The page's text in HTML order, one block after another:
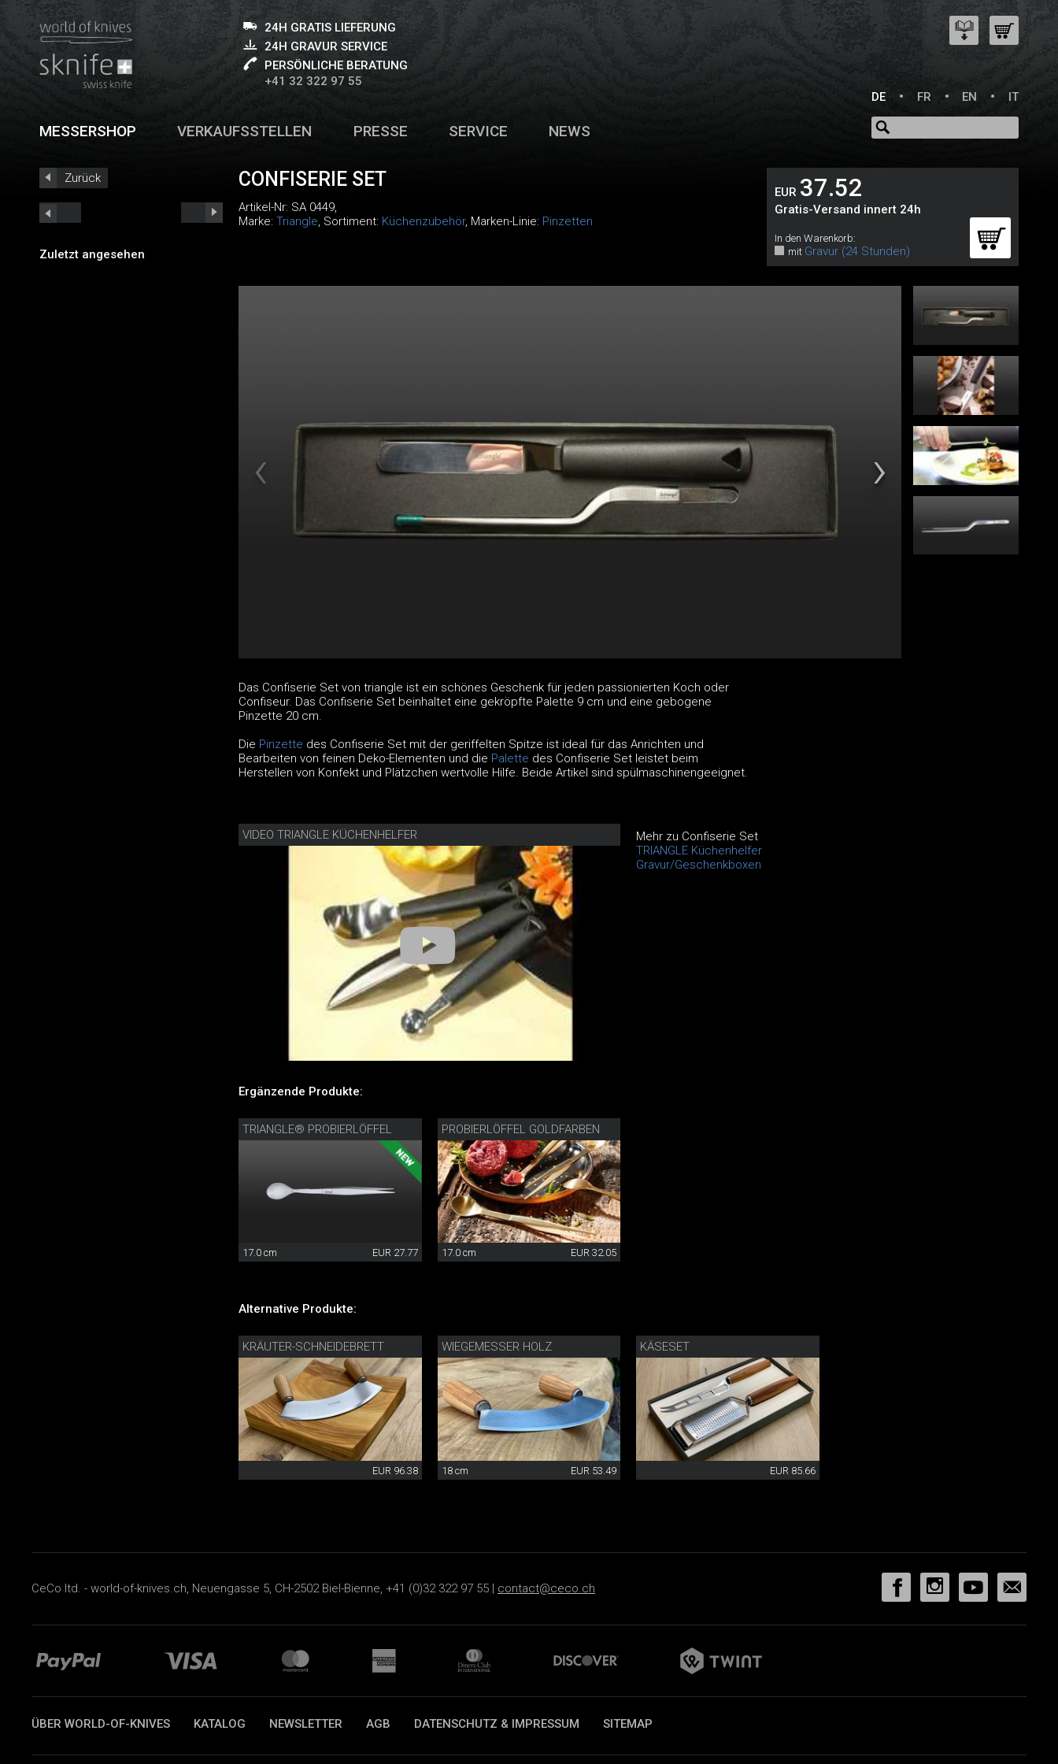
24H GRATIS LIEFERUNG
24H GRAVUR SERVICE
PERSÖNLICHE BERATUNG
+41 32 322 97 55
DE
FR EN IT
MESSERSHOP VERKAUFSSTELLEN PRESSE SERVICE NEWS
Zurück
Zuletzt angesehen
CONFISERIE SET
Artikel-Nr: SA 0449,
Marke: Triangle, Sortiment: Küchenzubehör, Marken-Linie: Pinzetten
EUR 37.52
Gratis-Versand innert 24h
In den Warenkorb:
mit Gravur (24 Stunden)
Das Confiserie Set von triangle ist ein schönes Geschenk für jeden passionierten Koch oder
Confiseur. Das Confiserie Set beinhaltet eine gekröpfte Palette 9 cm und eine gebogene
Pinzette 20 cm.
Die Pinzette des Confiserie Set mit der geriffelten Spitze ist ideal für das Anrichten und
Bearbeiten von feinen Deko-Elementen und die Palette des Confiserie Set leistet beim
Herstellen von Konfekt und Plätzchen wertvolle Hilfe. Beide Artikel sind spülmaschinengeeignet.
VIDEO TRIANGLE KÜCHENHELFER
Mehr zu Confiserie Set
TRIANGLE Küchenhelfer
Gravur/Geschenkboxen
Ergänzende Produkte:
TRIANGLE® PROBIERLÖFFEL
17.0 cm EUR 27.77
PROBIERLÖFFEL GOLDFARBEN
17.0 cm EUR 32.05
Alternative Produkte:
KRÄUTER-SCHNEIDEBRETT
EUR 96.38
WIEGEMESSER HOLZ
18 cm EUR 53.49
KÄSESET
EUR 85.66
CeCo ltd. - world-of-knives.ch, Neuengasse 5, CH-2502 Biel-Bienne, +41 (0)32 322 97 55 | contact@ceco.ch
ÜBER WORLD-OF-KNIVES KATALOG NEWSLETTER AGB DATENSCHUTZ & IMPRESSUM SITEMAP